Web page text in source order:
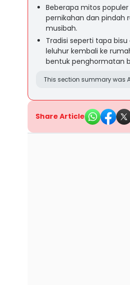
Beberapa mitos
pernikahan dan pindah
musibah.
Tradisi seperti tapa
leluhur kembali ke
bentuk penghormatan
This section summary was
Share Article